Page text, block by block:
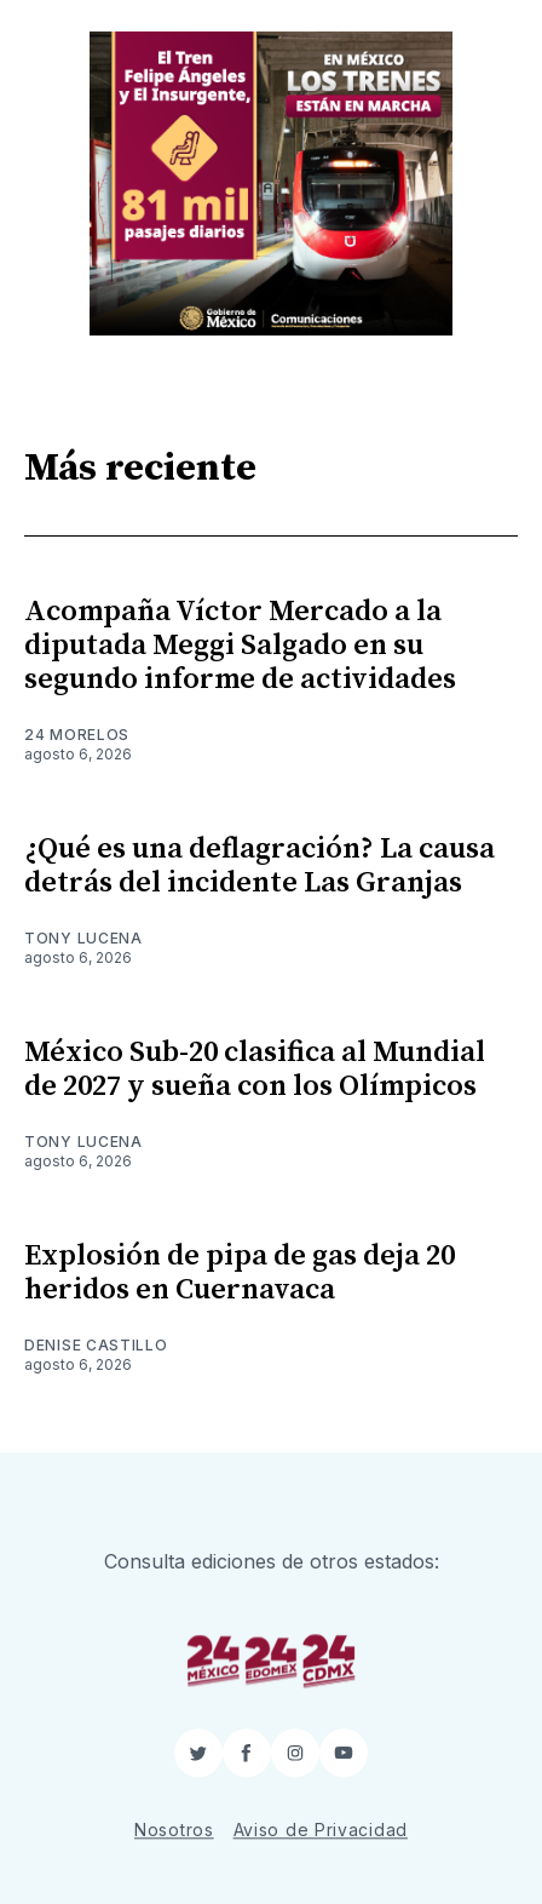
Más reciente
Acompaña Víctor Mercado a la
diputada Meggi Salgado en su
segundo informe de actividades
24 MORELOS
agosto 6, 2026
¿Qué es una deflagración? La causa
detrás del incidente Las Granjas
TONY LUCENA
agosto 6, 2026
México Sub-20 clasifica al Mundial
de 2027 y sueña con los Olímpicos
TONY LUCENA
agosto 6, 2026
Explosión de pipa de gas deja 20
heridos en Cuernavaca
DENISE CASTILLO
agosto 6, 2026
Consulta ediciones de otros estados:
TwitterFacebook
InstagramYouTube
Nosotros Aviso de Privacidad